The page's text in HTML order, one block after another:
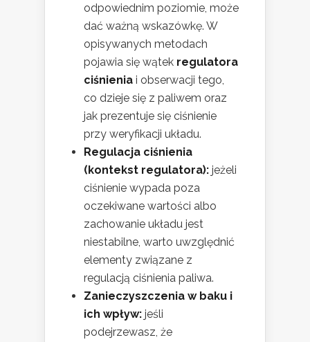
odpowiednim poziomie, może
dać ważną wskazówkę. W
opisywanych metodach
pojawia się wątek regulatora
ciśnienia i obserwacji tego,
co dzieje się z paliwem oraz
jak prezentuje się ciśnienie
przy weryfikacji układu.
Regulacja ciśnienia
(kontekst regulatora): jeżeli
ciśnienie wypada poza
oczekiwane wartości albo
zachowanie układu jest
niestabilne, warto uwzględnić
elementy związane z
regulacją ciśnienia paliwa.
Zanieczyszczenia w baku i
ich wpływ: jeśli
podejrzewasz, że